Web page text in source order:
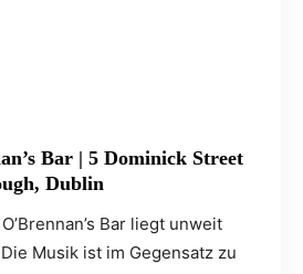
Bar | 5 Dominick Street
Dublin
Bar liegt unweit
Musik ist im Gegensatz zu